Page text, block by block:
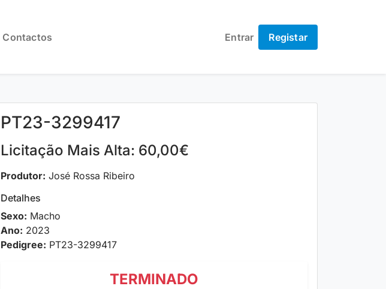
Contactos Entrar Registar
PT23-3299417
Licitação Mais Alta: 60,00€
Produtor: José Rossa Ribeiro
Detalhes
Sexo: Macho
Ano: 2023
Pedigree: PT23-3299417
TERMINADO